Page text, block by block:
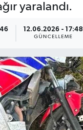
yaralandı.
12.06.2026 - 17:48
GÜNCELLEME